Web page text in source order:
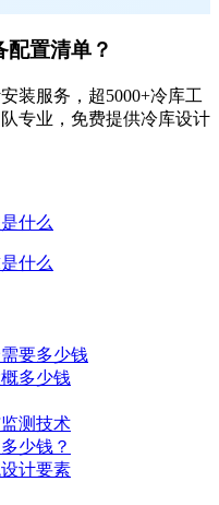
置清单？
装服务，超5000+冷库工
专业，免费提供冷库设计
什么
什么
要多少钱
多少钱
测技术
少钱？
计要素